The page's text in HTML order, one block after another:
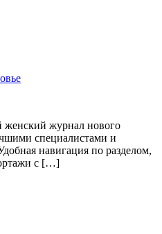
журнал нового
специалистами и
навигация по разделом,
с […]